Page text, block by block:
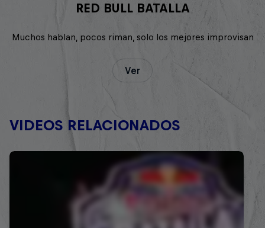
RED BULL BATALLA
Muchos hablan, pocos riman, solo los mejores improvisan
Ver
VIDEOS RELACIONADOS